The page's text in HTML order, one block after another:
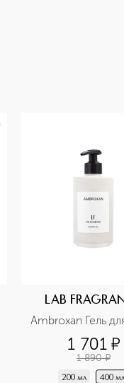
LAB
Ambroxan Гель
1 701 ¤
1 890 ¤
200 мл 400 мл